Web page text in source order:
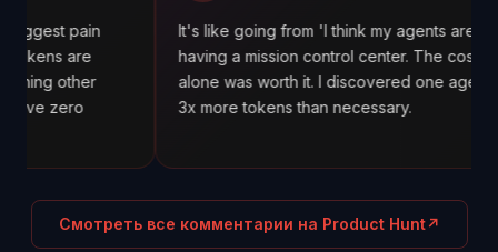
It's like going from 'I think my agents are working' to
having a mission control center. The cost tracking
alone was worth it. I discovered one agent was using
3x more tokens than necessary.
Смотреть все комментарии на Product Hunt↗